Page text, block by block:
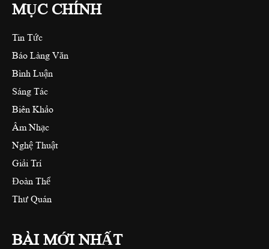
MỤC CHÍNH
Tin Tức
Báo Làng Văn
Bình Luận
Sáng Tác
Biên Khảo
Âm Nhạc
Nghệ Thuật
Giải Trí
Đoàn Thể
Thư Quán
BÀI MỚI NHẤT